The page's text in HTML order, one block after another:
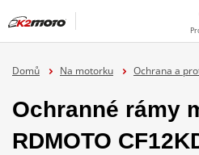
Domů Na motorku Ochrana a
Ochranné rámy
RDMOTO